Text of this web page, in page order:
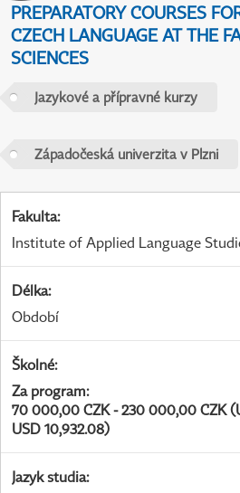
PREPARATORY COURSES
CZECH LANGUAGE AT THE
SCIENCES
Jazykové a přípravné kurzy
Západočeská univerzita v Plzni
Fakulta:
Institute of Applied Language
Délka:
Období
Školné:
Za program:
70 000,00 CZK - 230 000,00 CZK
USD 10,932.08)
Jazyk studia: